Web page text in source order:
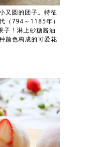
又圆的团子。特征
（794～1185年）
子！淋上砂糖酱油
颜色构成的可爱花